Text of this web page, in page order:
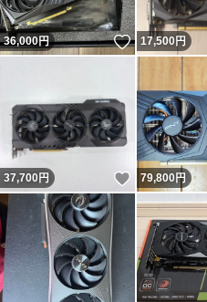
36,000円 いいね！
17,500円
37,700円 いいね！
79,800円